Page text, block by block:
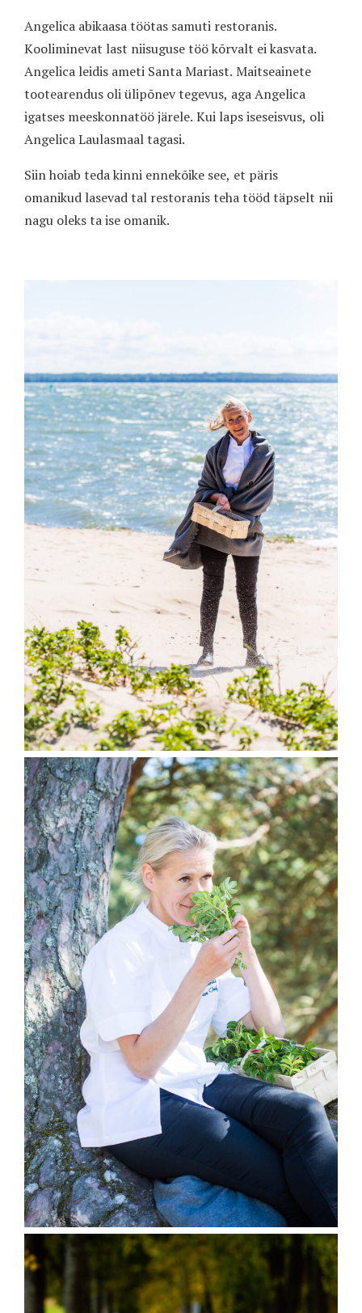
Angelica abikaasa töötas samuti restoranis.
Kooliminevat last niisuguse töö kõrvalt ei kasvata.
Angelica leidis ameti Santa Mariast. Maitseainete
tootearendus oli ülipõnev tegevus, aga Angelica
igatses meeskonnatöö järele. Kui laps iseseisvus, oli
Angelica Laulasmaal tagasi.
Siin hoiab teda kinni ennekõike see, et päris
omanikud lasevad tal restoranis teha tööd täpselt nii
nagu oleks ta ise omanik.